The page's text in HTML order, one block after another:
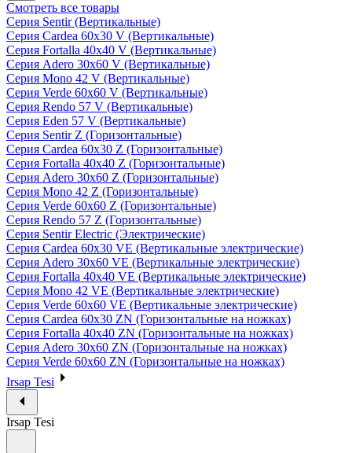
Смотреть все товары
Серия Sentir (Вертикальные)
Серия Cardea 60х30 V (Вертикальные)
Серия Fortalla 40х40 V (Вертикальные)
Серия Adero 30х60 V (Вертикальные)
Серия Mono 42 V (Вертикальные)
Серия Verde 60х60 V (Вертикальные)
Серия Rendo 57 V (Вертикальные)
Серия Eden 57 V (Вертикальные)
Серия Sentir Z (Горизонтальные)
Серия Cardea 60х30 Z (Горизонтальные)
Серия Fortalla 40х40 Z (Горизонтальные)
Серия Adero 30х60 Z (Горизонтальные)
Серия Mono 42 Z (Горизонтальные)
Серия Verde 60х60 Z (Горизонтальные)
Серия Rendo 57 Z (Горизонтальные)
Серия Sentir Electric (Электрические)
Серия Cardea 60х30 VE (Вертикальные электрические)
Серия Adero 30х60 VE (Вертикальные электрические)
Серия Fortalla 40х40 VE (Вертикальные электрические)
Серия Mono 42 VE (Вертикальные электрические)
Серия Verde 60х60 VE (Вертикальные электрические)
Серия Cardea 60х30 ZN (Горизонтальные на ножках)
Серия Fortalla 40х40 ZN (Горизонтальные на ножках)
Серия Adero 30х60 ZN (Горизонтальные на ножках)
Серия Verde 60х60 ZN (Горизонтальные на ножках)
Irsap Tesi
Irsap Tesi